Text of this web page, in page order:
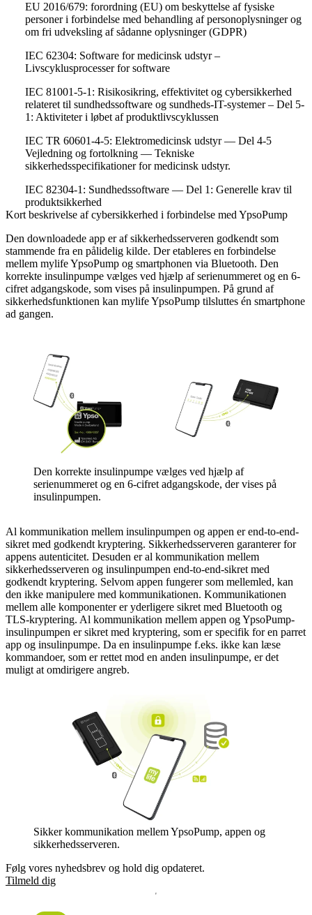
EU 2016/679: forordning (EU) om beskyttelse af fysiske
personer i forbindelse med behandling af personoplysninger og
om fri udveksling af sådanne oplysninger (GDPR)
IEC 62304: Software for medicinsk udstyr –
Livscyklusprocesser for software
IEC 81001-5-1: Risikosikring, effektivitet og cybersikkerhed
relateret til sundhedssoftware og sundheds-IT-systemer – Del 5-
1: Aktiviteter i løbet af produktlivscyklussen
IEC TR 60601-4-5: Elektromedicinsk udstyr — Del 4-5
Vejledning og fortolkning — Tekniske
sikkerhedsspecifikationer for medicinsk udstyr.
IEC 82304-1: Sundhedssoftware — Del 1: Generelle krav til
produktsikkerhed
Kort beskrivelse af cybersikkerhed i forbindelse med YpsoPump
Den downloadede app er af sikkerhedsserveren godkendt som
stammende fra en pålidelig kilde. Der etableres en forbindelse
mellem mylife YpsoPump og smartphonen via Bluetooth. Den
korrekte insulinpumpe vælges ved hjælp af serienummeret og en 6-
cifret adgangskode, som vises på insulinpumpen. På grund af
sikkerhedsfunktionen kan mylife YpsoPump tilsluttes én smartphone
ad gangen.
Den korrekte insulinpumpe vælges ved hjælp af
serienummeret og en 6-cifret adgangskode, der vises på
insulinpumpen.
Al kommunikation mellem insulinpumpen og appen er end-to-end-
sikret med godkendt kryptering. Sikkerhedsserveren garanterer for
appens autenticitet. Desuden er al kommunikation mellem
sikkerhedsserveren og insulinpumpen end-to-end-sikret med
godkendt kryptering. Selvom appen fungerer som mellemled, kan
den ikke manipulere med kommunikationen. Kommunikationen
mellem alle komponenter er yderligere sikret med Bluetooth og
TLS-kryptering. Al kommunikation mellem appen og YpsoPump-
insulinpumpen er sikret med kryptering, som er specifik for en parret
app og insulinpumpe. Da en insulinpumpe f.eks. ikke kan læse
kommandoer, som er rettet mod en anden insulinpumpe, er det
muligt at omdirigere angreb.
Sikker kommunikation mellem YpsoPump, appen og
sikkerhedsserveren.
Følg vores nyhedsbrev og hold dig opdateret.
Tilmeld dig